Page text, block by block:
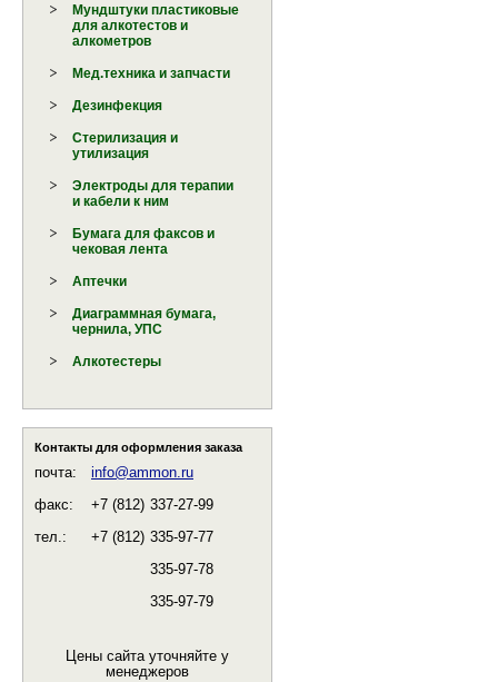
Мундштуки пластиковые
для алкотестов и
алкометров
Мед.техника и запчасти
Дезинфекция
Стерилизация и
утилизация
Электроды для терапии
и кабели к ним
Бумага для факсов и
чековая лента
Аптечки
Диаграммная бумага,
чернила, УПС
Алкотестеры
Контакты для оформления заказа
почта:
info@ammon.ru
факс:
+7 (812) 337-27-99
тел.:
+7 (812) 335-97-77
335-97-78
335-97-79
Цены сайта уточняйте у
менеджеров